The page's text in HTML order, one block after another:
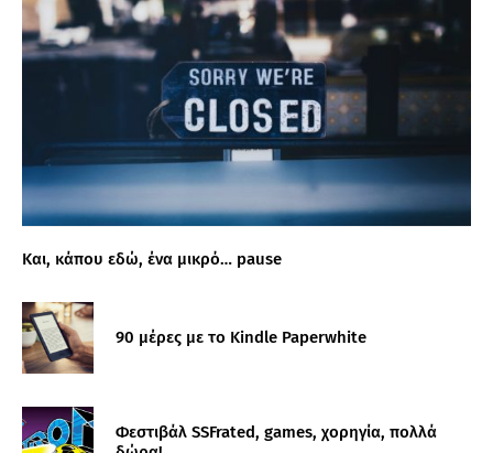
Και, κάπου εδώ, ένα μικρό… pause
90 μέρες με το Kindle Paperwhite
Φεστιβάλ SSFrated, games, χορηγία, πολλά